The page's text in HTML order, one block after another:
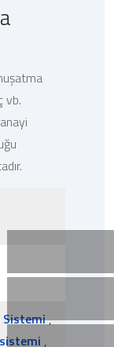
vb.
Sistemi,
,